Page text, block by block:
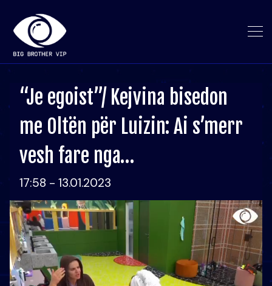
“Je egoist”/ Kejvina bisedon
me Oltën për Luizin: Ai s’merr
vesh fare nga…
17:58 - 13.01.2023